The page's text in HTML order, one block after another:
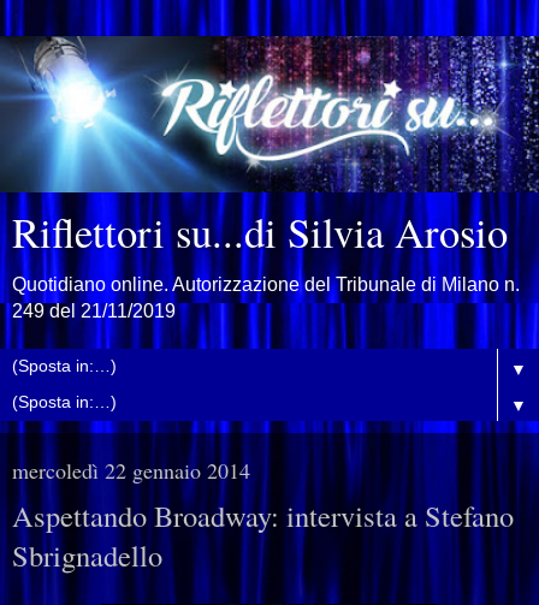
Riflettori su...di Silvia Arosio
Quotidiano online. Autorizzazione del Tribunale di Milano n.
249 del 21/11/2019
▼
▼
mercoledì 22 gennaio 2014
Aspettando Broadway: intervista a Stefano
Sbrignadello